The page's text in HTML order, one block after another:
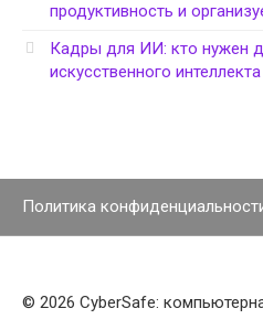
продуктивность и
Кадры для ИИ: кто нужен
искусственного интеллекта
Политика
© 2026 CyberSafe: